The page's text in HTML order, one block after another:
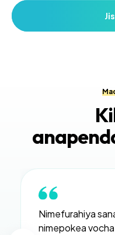
Nimefurahiya
nimepokea